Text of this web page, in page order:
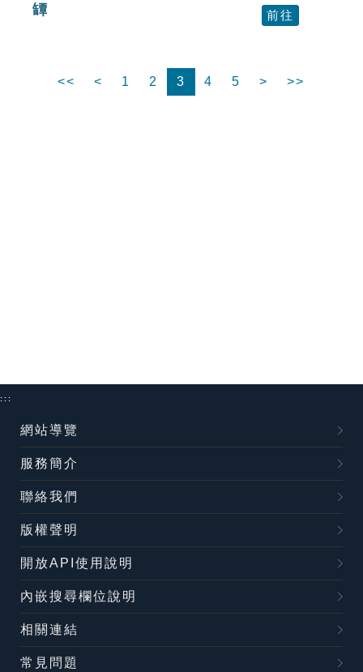
罈 前往
<< < 1 2 3 4 5 > >>
:::
網站導覽
服務簡介
聯絡我們
版權聲明
開放API使用說明
內嵌搜尋欄位說明
相關連結
常見問題